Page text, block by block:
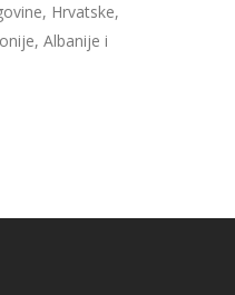
Hrvatske,
Albanije i